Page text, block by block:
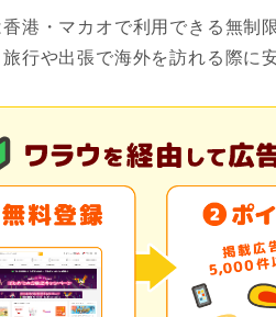
港・マカオで利用できる無
行や出張で海外を訪れる際に